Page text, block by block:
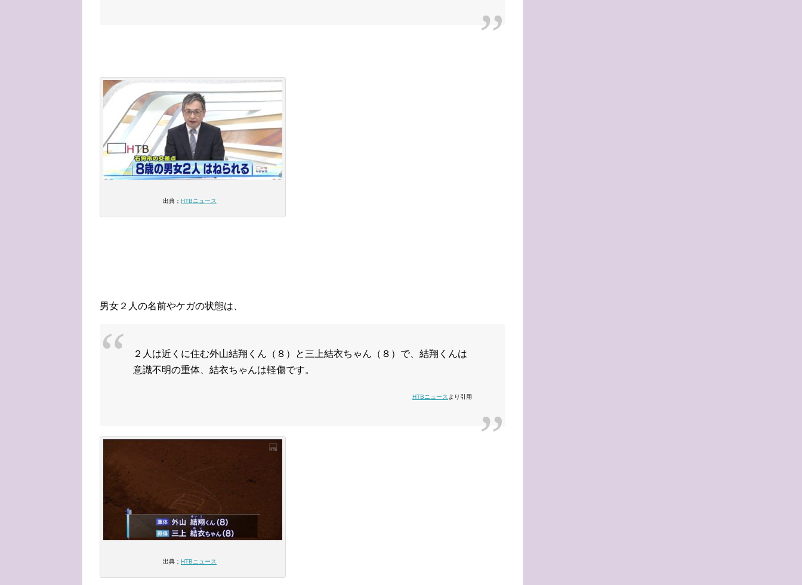
出典； HTBニュース
男女２人の名前やケガの状態は、
２人は近くに住む外山結翔くん（８）と三上結衣ちゃん（８）で、結翔くんは
意識不明の重体、結衣ちゃんは軽傷です。
HTBニュース より引用
出典； HTBニュース